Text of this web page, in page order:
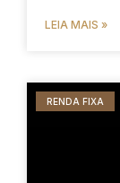
LEIA MAIS »
RENDA FIXA